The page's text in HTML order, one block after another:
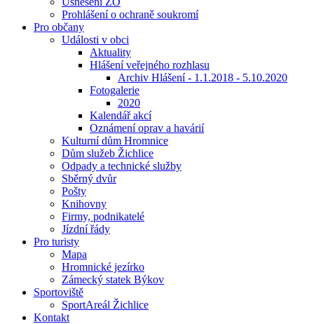
Prohlášení o ochraně soukromí
Pro občany
Události v obci
Aktuality
Hlášení veřejného rozhlasu
Archiv Hlášení - 1.1.2018 - 5.10.2020
Fotogalerie
2020
Kalendář akcí
Oznámení oprav a havárií
Kulturní dům Hromnice
Dům služeb Žichlice
Odpady a technické služby
Sběrný dvůr
Pošty
Knihovny
Firmy, podnikatelé
Jízdní řády
Pro turisty
Mapa
Hromnické jezírko
Zámecký statek Býkov
Sportoviště
SportAreál Žichlice
Kontakt